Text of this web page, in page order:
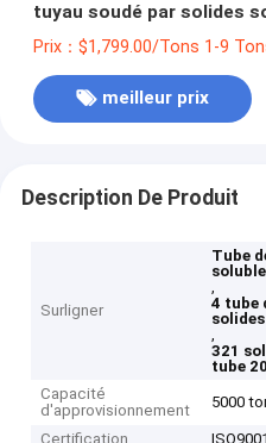
tuyau soudé par solides
Prix：$1,799.00/Tons 1-9
meilleur prix
Description De Produit
Surligner
Tube
,
4 tube
,
321
tube
Capacité
d'approvisionnement
5000
Certification
ISO9001